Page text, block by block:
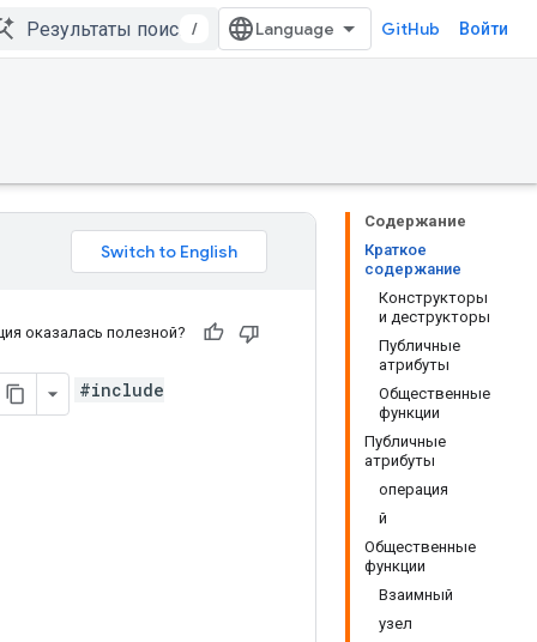
/ GitHub Войти
Содержание
Краткое
содержание
Конструкторы
и деструкторы
Публичные
атрибуты
Общественные
функции
Публичные
атрибуты
операция
й
Общественные
функции
Взаимный
узел
оказалась полезной?
#include